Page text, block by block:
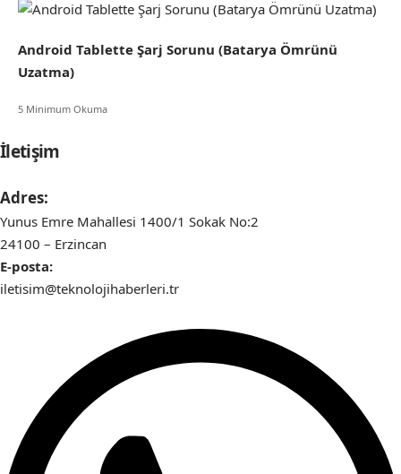
Android Tablette Şarj Sorunu (Batarya Ömrünü
Uzatma)
5 Minimum Okuma
İletişim
Adres:
Yunus Emre Mahallesi 1400/1 Sokak No:2
24100 – Erzincan
E-posta:
iletisim@teknolojihaberleri.tr